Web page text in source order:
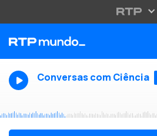
Conversas com Ciência